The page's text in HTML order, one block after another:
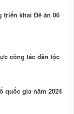
triển khai Đề án 06
công tác dân tộc
quốc gia năm 2024